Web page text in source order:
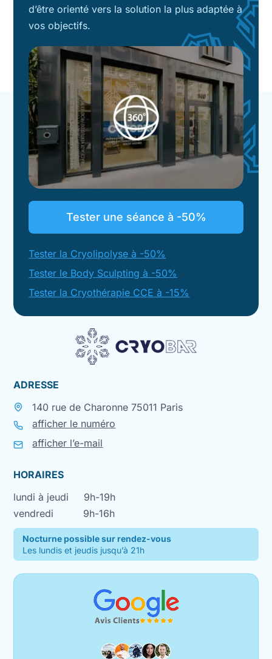
d’être orienté vers la solution la plus adaptée à
vos objectifs.
Tester une séance à -50%
Tester la Cryolipolyse à -50%
Tester le Body Sculpting à -50%
Tester la Cryothérapie CCE à -15%
ADRESSE
140 rue de Charonne 75011 Paris
afficher le numéro
afficher l’e-mail
HORAIRES
lundi à jeudi
9h-19h
vendredi
9h-16h
Nocturne possible sur rendez-vous
Les lundis et jeudis jusqu’à 21h